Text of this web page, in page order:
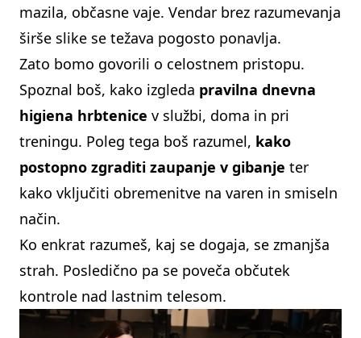
mazila, občasne vaje. Vendar brez razumevanja
širše slike se težava pogosto ponavlja.
Zato bomo govorili o celostnem pristopu.
Spoznal boš, kako izgleda pravilna dnevna
higiena hrbtenice v službi, doma in pri
treningu. Poleg tega boš razumel, kako
postopno zgraditi zaupanje v gibanje ter
kako vključiti obremenitve na varen in smiseln
način.
Ko enkrat razumeš, kaj se dogaja, se zmanjša
strah. Posledično pa se poveča občutek
kontrole nad lastnim telesom.